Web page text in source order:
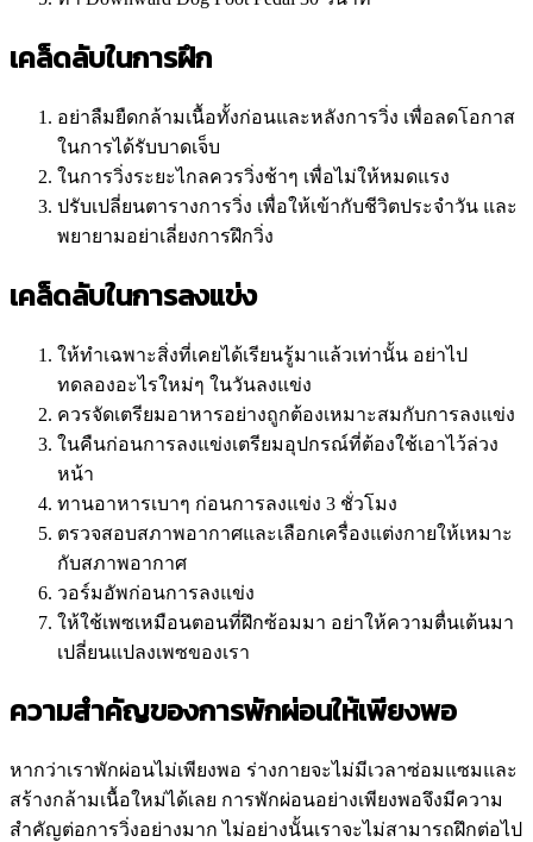
เคล็ดลับในการฝึก
อย่าลืมยืดกล้ามเนื้อทั้งก่อนและหลังการวิ่ง เพื่อลดโอกาส
ในการได้รับบาดเจ็บ
ในการวิ่งระยะไกลควรวิ่งช้าๆ เพื่อไม่ให้หมดแรง
ปรับเปลี่ยนตารางการวิ่ง เพื่อให้เข้ากับชีวิตประจำวัน และ
พยายามอย่าเลี่ยงการฝึกวิ่ง
เคล็ดลับในการลงแข่ง
ให้ทำเฉพาะสิ่งที่เคยได้เรียนรู้มาแล้วเท่านั้น อย่าไป
ทดลองอะไรใหม่ๆ ในวันลงแข่ง
ควรจัดเตรียมอาหารอย่างถูกต้องเหมาะสมกับการลงแข่ง
ในคืนก่อนการลงแข่งเตรียมอุปกรณ์ที่ต้องใช้เอาไว้ล่วง
หน้า
ทานอาหารเบาๆ ก่อนการลงแข่ง 3 ชั่วโมง
ตรวจสอบสภาพอากาศและเลือกเครื่องแต่งกายให้เหมาะ
กับสภาพอากาศ
วอร์มอัพก่อนการลงแข่ง
ให้ใช้เพซเหมือนตอนที่ฝึกซ้อมมา อย่าให้ความตื่นเต้นมา
เปลี่ยนแปลงเพซของเรา
ความสำคัญของการพักผ่อนให้เพียงพอ
หากว่าเราพักผ่อนไม่เพียงพอ ร่างกายจะไม่มีเวลาซ่อมแซมและ
สร้างกล้ามเนื้อใหม่ได้เลย การพักผ่อนอย่างเพียงพอจึงมีความ
สำคัญต่อการวิ่งอย่างมาก ไม่อย่างนั้นเราจะไม่สามารถฝึกต่อไป